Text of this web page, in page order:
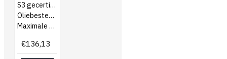
S3 gecertificeerd
Oliebestendige buitenzool
Maximale bescherming
€136,13